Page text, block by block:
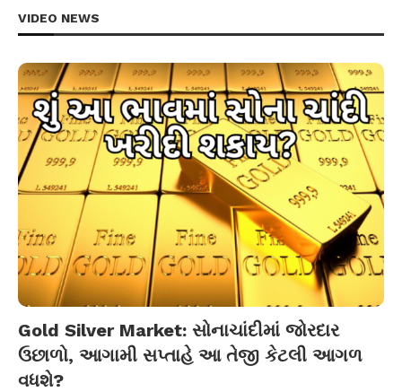
VIDEO NEWS
Gold Silver Market: સોનાચાંદીમાં જોરદાર
ઉછાળો, આગામી સપ્તાહે આ તેજી કેટલી આગળ
વધશે?